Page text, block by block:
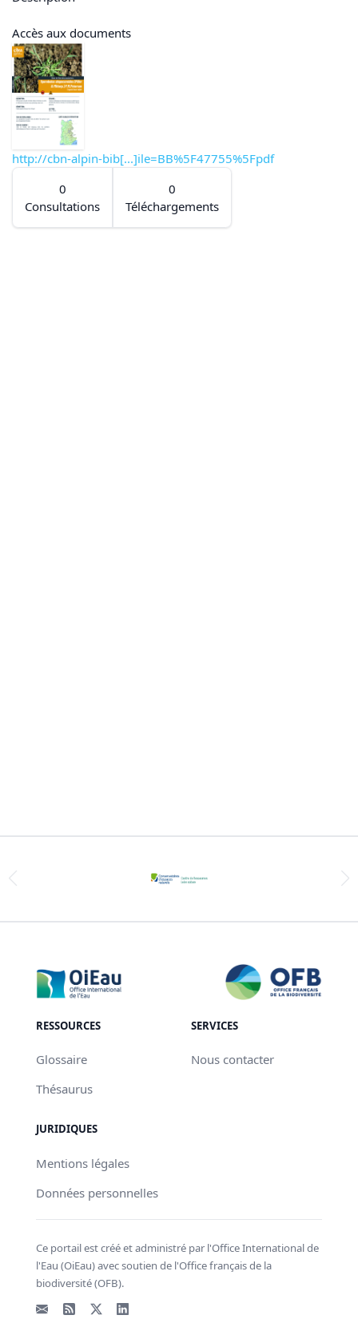
Accès aux documents
http://cbn-alpin-bib[...]ile=BB%5F47755%5Fpdf
0
Consultations
0
Téléchargements
RESSOURCES
Glossaire
Thésaurus
SERVICES
Nous contacter
JURIDIQUES
Mentions légales
Données personnelles
Ce portail est créé et administré par l'Office International de
l'Eau (OiEau) avec soutien de l'Office français de la
biodiversité (OFB).